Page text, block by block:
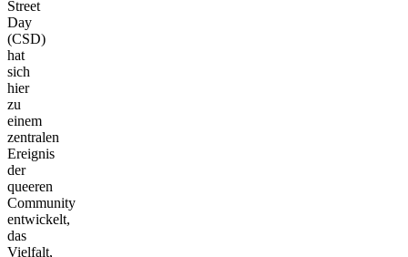
Street
Day
(CSD)
hat
sich
hier
zu
einem
zentralen
Ereignis
der
queeren
Community
entwickelt,
das
Vielfalt,